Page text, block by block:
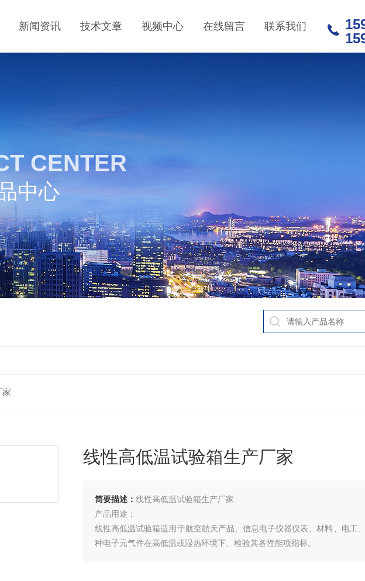
新闻资讯 技术文章 视频中心 在线留言 联系我们
CENTER
中心
家
线性高低温试验箱生产厂家
简要描述： 线性高低温试验箱生产厂家
产品用途：
线性高低温试验箱适用于航空航天产品、信息电子仪器仪表、材料、电工
种电子元气件在高低温或湿热环境下、检验其各性能项指标。